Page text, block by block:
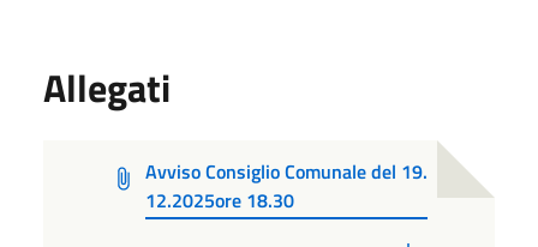
Allegati
Avviso Consiglio Comunale del 19.
12.2025ore 18.30